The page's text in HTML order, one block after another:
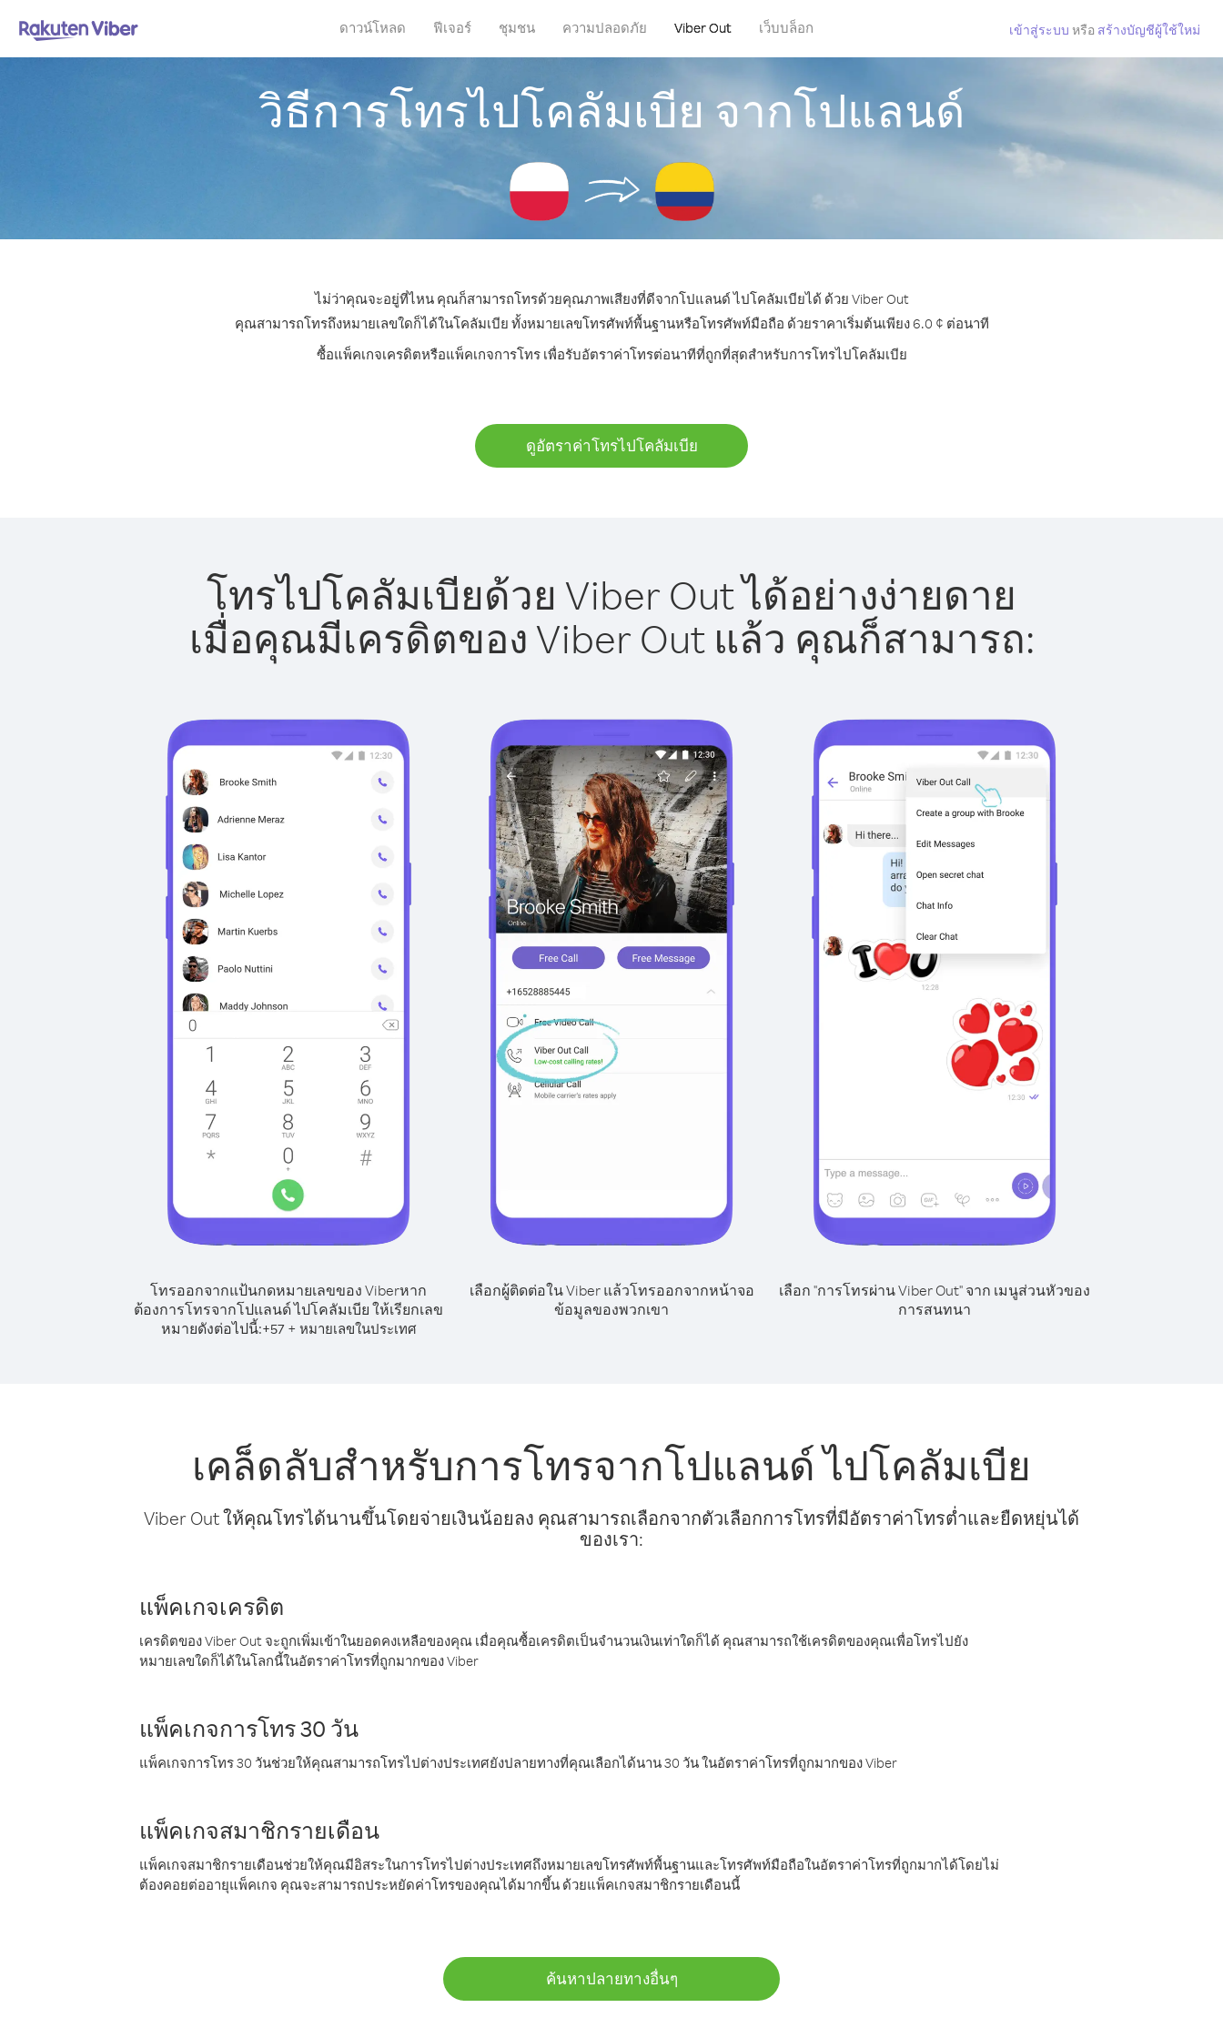
ดาวน์โหลด ฟีเจอร์ ชุมชน ความปลอดภัย Viber Out เว็บบล็อก เข้าสู่ระบบ หรือ สร้างบัญชีผู้ใช้ใหม่
วิธีการโทรไปโคลัมเบีย จากโปแลนด์
ไม่ว่าคุณจะอยู่ที่ไหน คุณก็สามารถโทรด้วยคุณภาพเสียงที่ดีจากโปแลนด์ ไปโคลัมเบียได้ ด้วย Viber Out
คุณสามารถโทรถึงหมายเลขใดก็ได้ในโคลัมเบีย ทั้งหมายเลขโทรศัพท์พื้นฐานหรือโทรศัพท์มือถือ ด้วยราคาเริ่มต้นเพียง 6.0 ¢ ต่อนาที
ซื้อแพ็คเกจเครดิตหรือแพ็คเกจการโทร เพื่อรับอัตราค่าโทรต่อนาทีที่ถูกที่สุดสำหรับการโทรไปโคลัมเบีย
ดูอัตราค่าโทรไปโคลัมเบีย
โทรไปโคลัมเบียด้วย Viber Out ได้อย่างง่ายดาย
เมื่อคุณมีเครดิตของ Viber Out แล้ว คุณก็สามารถ:
โทรออกจากแป้นกดหมายเลขของ Viberหาก
ต้องการโทรจากโปแลนด์ ไปโคลัมเบีย ให้เรียกเลข
หมายดังต่อไปนี้:+57+ หมายเลขในประเทศ
เลือกผู้ติดต่อใน Viber แล้วโทรออกจากหน้าจอ
ข้อมูลของพวกเขา
เลือก "การโทรผ่าน Viber Out" จาก เมนูส่วนหัวของ
การสนทนา
เคล็ดลับสำหรับการโทรจากโปแลนด์ ไปโคลัมเบีย
Viber Out ให้คุณโทรได้นานขึ้นโดยจ่ายเงินน้อยลง คุณสามารถเลือกจากตัวเลือกการโทรที่มีอัตราค่าโทรต่ำและยืดหยุ่นได้
ของเรา:
แพ็คเกจเครดิต
เครดิตของ Viber Out จะถูกเพิ่มเข้าในยอดคงเหลือของคุณ เมื่อคุณซื้อเครดิตเป็นจำนวนเงินเท่าใดก็ได้ คุณสามารถใช้เครดิตของคุณเพื่อโทรไปยัง
หมายเลขใดก็ได้ในโลกนี้ในอัตราค่าโทรที่ถูกมากของ Viber
แพ็คเกจการโทร 30 วัน
แพ็คเกจการโทร 30 วันช่วยให้คุณสามารถโทรไปต่างประเทศยังปลายทางที่คุณเลือกได้นาน 30 วัน ในอัตราค่าโทรที่ถูกมากของ Viber
แพ็คเกจสมาชิกรายเดือน
แพ็คเกจสมาชิกรายเดือนช่วยให้คุณมีอิสระในการโทรไปต่างประเทศถึงหมายเลขโทรศัพท์พื้นฐานและโทรศัพท์มือถือในอัตราค่าโทรที่ถูกมากได้โดยไม่
ต้องคอยต่ออายุแพ็คเกจ คุณจะสามารถประหยัดค่าโทรของคุณได้มากขึ้น ด้วยแพ็คเกจสมาชิกรายเดือนนี้
ค้นหาปลายทางอื่นๆ